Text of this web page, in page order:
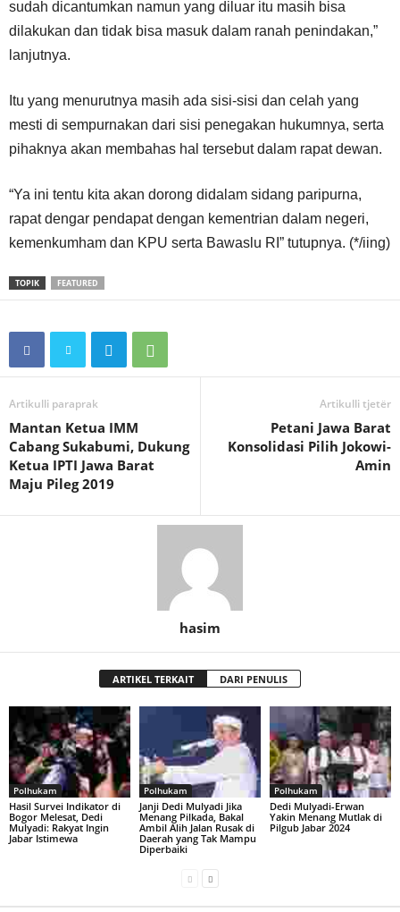
sudah dicantumkan namun yang diluar itu masih bisa
dilakukan dan tidak bisa masuk dalam ranah penindakan,”
lanjutnya.
Itu yang menurutnya masih ada sisi-sisi dan celah yang
mesti di sempurnakan dari sisi penegakan hukumnya, serta
pihaknya akan membahas hal tersebut dalam rapat dewan.
“Ya ini tentu kita akan dorong didalam sidang paripurna,
rapat dengar pendapat dengan kementrian dalam negeri,
kemenkumham dan KPU serta Bawaslu RI” tutupnya. (*/iing)
TOPIK FEATURED
Artikulli paraprak
Mantan Ketua IMM
Cabang Sukabumi, Dukung
Ketua IPTI Jawa Barat
Maju Pileg 2019
Artikulli tjetër
Petani Jawa Barat
Konsolidasi Pilih Jokowi-
Amin
hasim
ARTIKEL TERKAIT DARI PENULIS
Polhukam
Hasil Survei Indikator di
Bogor Melesat, Dedi
Mulyadi: Rakyat Ingin
Jabar Istimewa
Polhukam
Janji Dedi Mulyadi Jika
Menang Pilkada, Bakal
Ambil Alih Jalan Rusak di
Daerah yang Tak Mampu
Diperbaiki
Polhukam
Dedi Mulyadi-Erwan
Yakin Menang Mutlak di
Pilgub Jabar 2024